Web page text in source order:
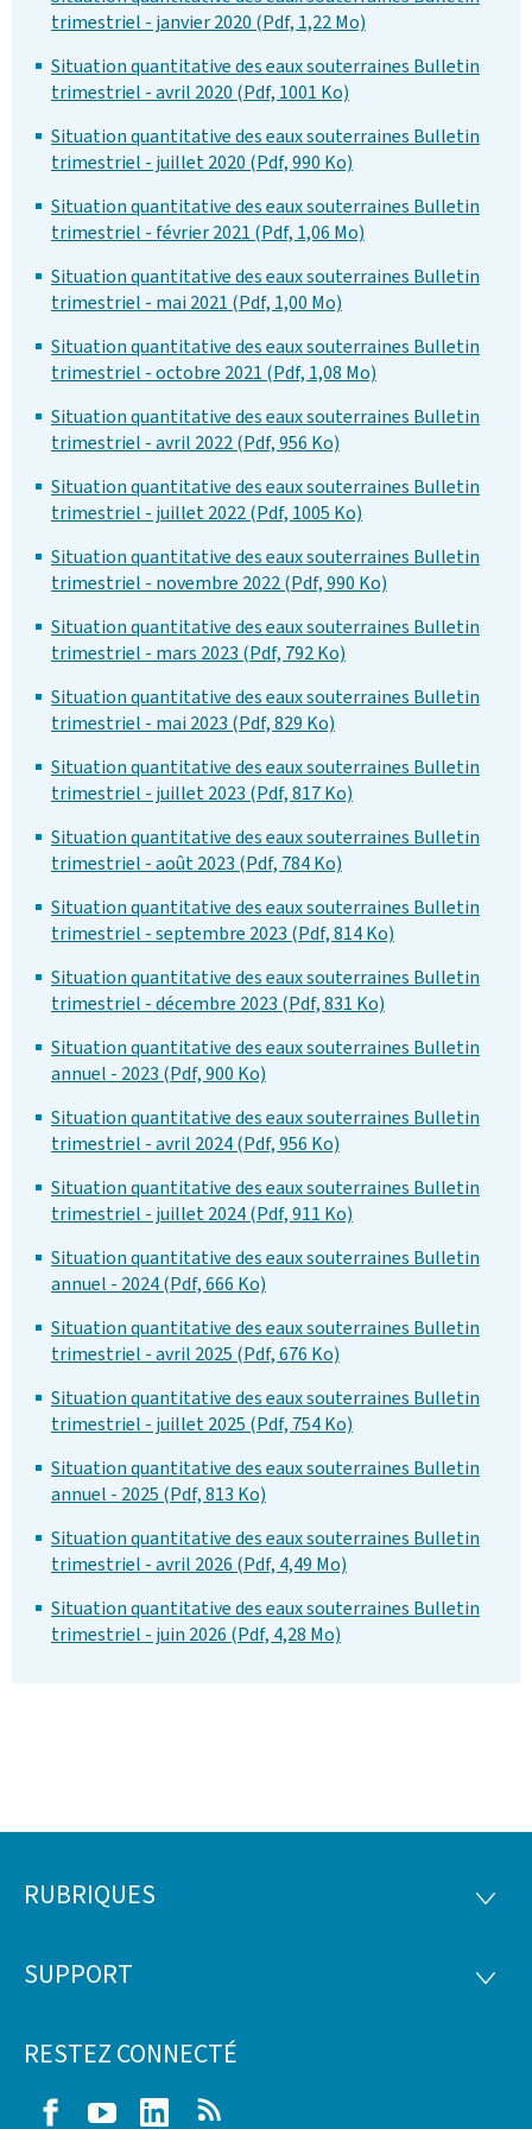
trimestriel ‐ janvier 2020 (Pdf, 1,22 Mo)
Situation quantitative des eaux souterraines Bulletin
trimestriel ‐ avril 2020 (Pdf, 1001 Ko)
Situation quantitative des eaux souterraines Bulletin
trimestriel - juillet 2020 (Pdf, 990 Ko)
Situation quantitative des eaux souterraines Bulletin
trimestriel - février 2021 (Pdf, 1,06 Mo)
Situation quantitative des eaux souterraines Bulletin
trimestriel - mai 2021 (Pdf, 1,00 Mo)
Situation quantitative des eaux souterraines Bulletin
trimestriel - octobre 2021 (Pdf, 1,08 Mo)
Situation quantitative des eaux souterraines Bulletin
trimestriel - avril 2022 (Pdf, 956 Ko)
Situation quantitative des eaux souterraines Bulletin
trimestriel - juillet 2022 (Pdf, 1005 Ko)
Situation quantitative des eaux souterraines Bulletin
trimestriel - novembre 2022 (Pdf, 990 Ko)
Situation quantitative des eaux souterraines Bulletin
trimestriel - mars 2023 (Pdf, 792 Ko)
Situation quantitative des eaux souterraines Bulletin
trimestriel - mai 2023 (Pdf, 829 Ko)
Situation quantitative des eaux souterraines Bulletin
trimestriel - juillet 2023 (Pdf, 817 Ko)
Situation quantitative des eaux souterraines Bulletin
trimestriel - août 2023 (Pdf, 784 Ko)
Situation quantitative des eaux souterraines Bulletin
trimestriel - septembre 2023 (Pdf, 814 Ko)
Situation quantitative des eaux souterraines Bulletin
trimestriel - décembre 2023 (Pdf, 831 Ko)
Situation quantitative des eaux souterraines Bulletin
annuel - 2023 (Pdf, 900 Ko)
Situation quantitative des eaux souterraines Bulletin
trimestriel - avril 2024 (Pdf, 956 Ko)
Situation quantitative des eaux souterraines Bulletin
trimestriel - juillet 2024 (Pdf, 911 Ko)
Situation quantitative des eaux souterraines Bulletin
annuel - 2024 (Pdf, 666 Ko)
Situation quantitative des eaux souterraines Bulletin
trimestriel - avril 2025 (Pdf, 676 Ko)
Situation quantitative des eaux souterraines Bulletin
trimestriel - juillet 2025 (Pdf, 754 Ko)
Situation quantitative des eaux souterraines Bulletin
annuel - 2025 (Pdf, 813 Ko)
Situation quantitative des eaux souterraines Bulletin
trimestriel - avril 2026 (Pdf, 4,49 Mo)
Situation quantitative des eaux souterraines Bulletin
trimestriel - juin 2026 (Pdf, 4,28 Mo)
Pied
page
RUBRIQUES
SUPPORT
RESTEZ CONNECTÉ
FacebookYoutube LinkedIn